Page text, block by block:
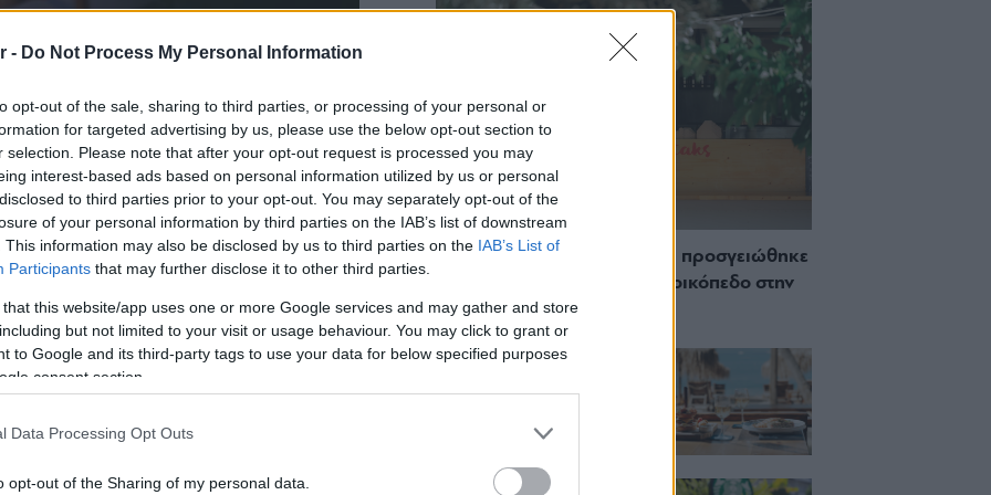
- Do Not Process My Personal Information
opt-out of the sale, sharing to third parties, or processing of your personal or
for targeted advertising by us, please use the below opt-out section to
selection. Please note that after your opt-out request is processed you may
interest-based ads based on personal information utilized by us or personal
to third parties prior to your opt-out. You may separately opt-out of the
of your personal information by third parties on the IAB’s list of downstream
This information may also be disclosed by us to third parties on the IAB’s List of
Participants that may further disclose it to other third parties.
that this website/app uses one or more Google services and may gather and store
but not limited to your visit or usage behaviour. You may click to grant or
to Google and its third-party tags to use your data for below specified purposes
consent section.
Data Processing Opt Outs
opt-out of the Sharing of my personal data.
που έγινε αμέσως talk of the
το Sumosan επανέρχεται
του One&Only Aesthesis,
ως ένα από τα πιο refined και
concepts στον χώρο της
pop-up έρχεται με ανανεωμένη
και μια ατμόσφαιρα που
luxury και την urban κομψότητα,
πισίνα του resort – ένα
τον παλμό του καλοκαιριού στην
Staks: Πώς μια cool καντίνα προσγειώθηκε
(και ρίζωσε) σε ένα αθέατο οικόπεδο στην
Ανάβυσσο
Από brunch μέχρι δείπνο
Bolivar πας (και) για το
Περιπέτεια, χαλάρωση ή